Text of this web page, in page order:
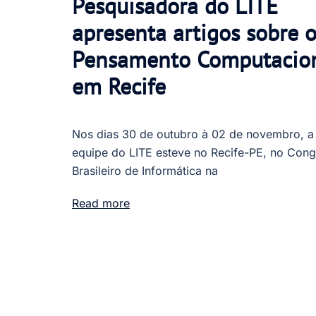
apresenta artigos sobre o
Pensamento
em Recife
Nos dias 30 de outubro à 02 de novembro, a
equipe do LITE esteve no Recife-PE, no
Brasileiro de Informática na
Read more